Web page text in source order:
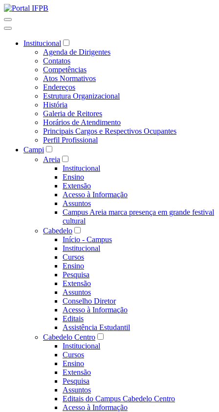
Institucional
Agenda de Dirigentes
Contatos
Competências
Atos Normativos
Endereços
Estrutura Organizacional
História
Galeria de Reitores
Horários de Atendimento
Principais Cargos e Respectivos Ocupantes
Perfil Profissional
Campi
Areia
Institucional
Ensino
Extensão
Acesso à Informação
Assuntos
Campus Areia marca presença em grande festival
cultural
Cabedelo
Início - Campus
Institucional
Cursos
Ensino
Pesquisa
Extensão
Assuntos
Conselho Diretor
Acesso à Informação
Editais
Assistência Estudantil
Cabedelo Centro
Institucional
Cursos
Ensino
Extensão
Pesquisa
Assuntos
Editais do Campus Cabedelo Centro
Acesso à Informação